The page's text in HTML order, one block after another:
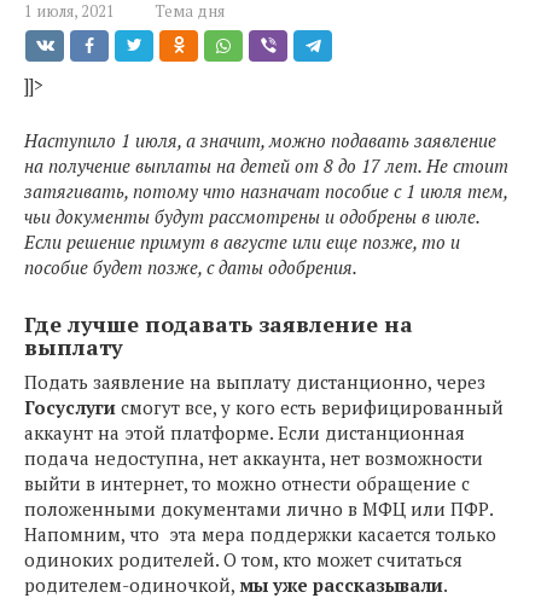
1 июля, 2021 Тема дня
]]>
Наступило 1 июля, а значит, можно подавать заявление
на получение выплаты на детей от 8 до 17 лет. Не стоит
затягивать, потому что назначат пособие с 1 июля тем,
чьи документы будут рассмотрены и одобрены в июле.
Если решение примут в августе или еще позже, то и
пособие будет позже, с даты одобрения.
Где лучше подавать заявление на
выплату
Подать заявление на выплату дистанционно, через
Госуслуги смогут все, у кого есть верифицированный
аккаунт на этой платформе. Если дистанционная
подача недоступна, нет аккаунта, нет возможности
выйти в интернет, то можно отнести обращение с
положенными документами лично в МФЦ или ПФР.
Напомним, что эта мера поддержки касается только
одиноких родителей. О том, кто может считаться
родителем-одиночкой, мы уже рассказывали.